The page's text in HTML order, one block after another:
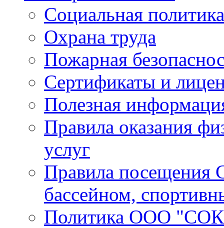
Социальная политика
Охрана труда
Пожарная
Сертификаты и
Полезная
Правила оказания
услуг
Правила посещения
бассейном,
Политика ООО "СОК